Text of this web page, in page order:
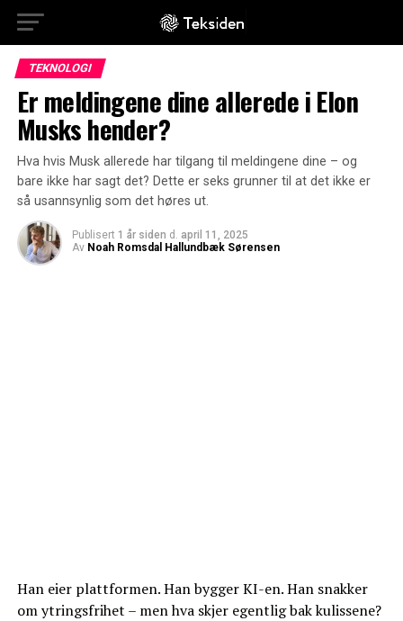
TEKNOLOGI
Er meldingene dine allerede i Elon
Musks hender?
Hva hvis Musk allerede har tilgang til meldingene dine – og
bare ikke har sagt det? Dette er seks grunner til at det ikke er
så usannsynlig som det høres ut.
Publisert 1 år siden d. april 11, 2025
Av Noah Romsdal Hallundbæk Sørensen
Han eier plattformen. Han bygger KI-en. Han snakker
om ytringsfrihet – men hva skjer egentlig bak kulissene?